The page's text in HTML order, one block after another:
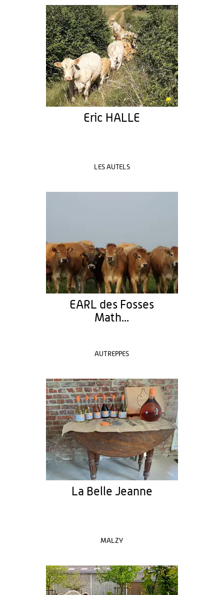
Eric HALLE
LES AUTELS
EARL des Fosses
Math...
AUTREPPES
La Belle Jeanne
MALZY